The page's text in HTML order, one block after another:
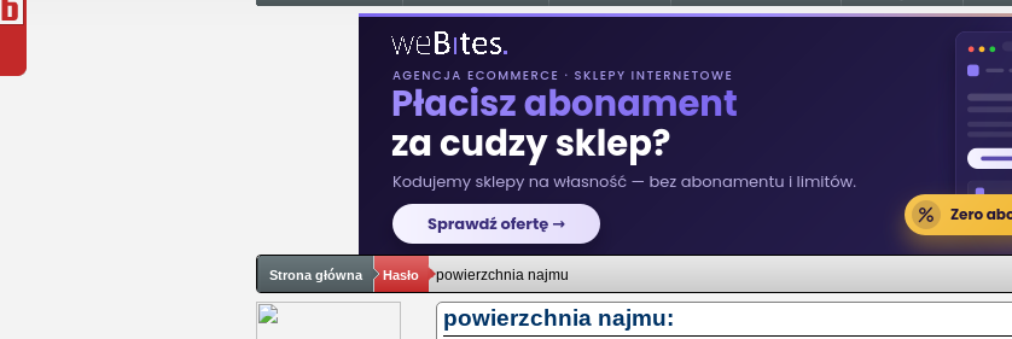
Strona główna Hasło powierzchnia najmu
powierzchnia najmu: